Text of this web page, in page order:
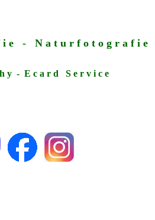
i e - N a t u r f o t o g r a f i e
y - E c a r d S e r v i c e